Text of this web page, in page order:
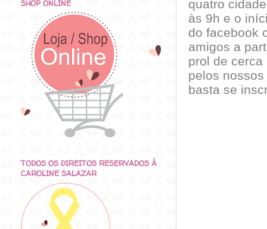
quatro
às 9h e o
do facebook
amigos a
prol de
pelos
basta se
SHOP ONLINE
TODOS OS DIREITOS RESERVADOS À
CAROLINE SALAZAR